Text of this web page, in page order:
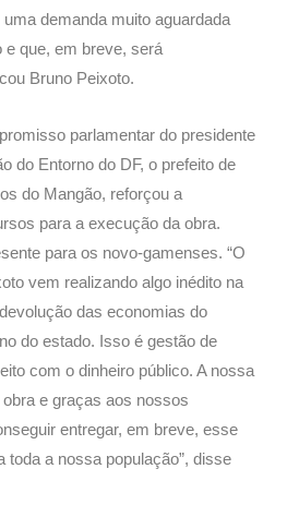
demanda muito aguardada
e que, em breve, será
Bruno Peixoto.
parlamentar do presidente
do Entorno do DF, o prefeito de
do Mangão, reforçou a
para a execução da obra.
para os novo-gamenses. “O
vem realizando algo inédito na
das economias do
do estado. Isso é gestão de
com o dinheiro público. A nossa
e graças aos nossos
entregar, em breve, esse
toda a nossa população”, disse